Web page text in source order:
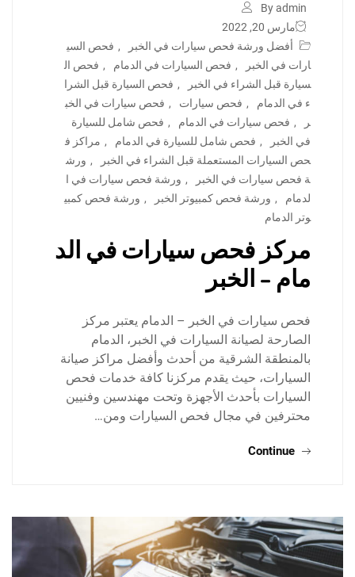
By admin
مارس 20, 2022
أفضل ورشة فحص سيارات في الخبر
, فحص السي
ارات في الخبر
, فحص السيارات في الدمام , فحص ال
سيارة قبل الشراء في الخبر
, فحص السيارة قبل الشرا
ء في الدمام
, فحص سيارات , فحص سيارات في الخب
ر
, فحص سيارات في الدمام , فحص شامل للسيارة
في الخبر
, فحص شامل للسيارة في الدمام , مراكز ف
حص السيارات المستعملة قبل الشراء في الخبر
, ورش
ة فحص سيارات في الخبر
, ورشة فحص سيارات في ا
لدمام
, ورشة فحص كمبيوتر الخبر , ورشة فحص كمبي
وتر الدمام
مركز فحص سيارات في الد
مام – الخبر
فحص سيارات في الخبر – الدمام يعتبر مركز
الصارحة لصيانة السيارات في الخبر، الدمام
بالمنطقة الشرقية من أحدث وأفضل مراكز صيانة
السيارات، حيث يقدم مركزنا كافة خدمات فحص
السيارات بأحدث الأجهزة وتحت مهندسين وفنيين
محترفين في مجال فحص السيارات ومن…
Continue